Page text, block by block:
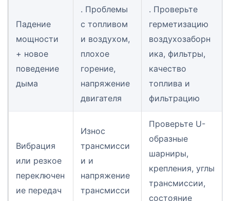
Падение
мощности
+ новое
поведение
дыма
. Проблемы
с топливом
и воздухом,
плохое
горение,
напряжение
двигателя
. Проверьте
герметизацию
воздухозаборн
ика, фильтры,
качество
топлива и
фильтрацию
Вибрация
или резкое
переключен
ие передач
Износ
трансмисси
и и
напряжение
трансмисси
Проверьте U-
образные
шарниры,
крепления, углы
трансмиссии,
состояние